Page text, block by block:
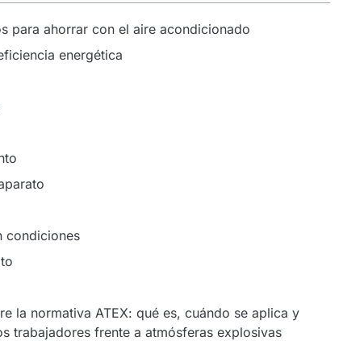
para ahorrar con el aire acondicionado
energética
condiciones
la normativa ATEX: qué es, cuándo se aplica y
trabajadores frente a atmósferas explosivas